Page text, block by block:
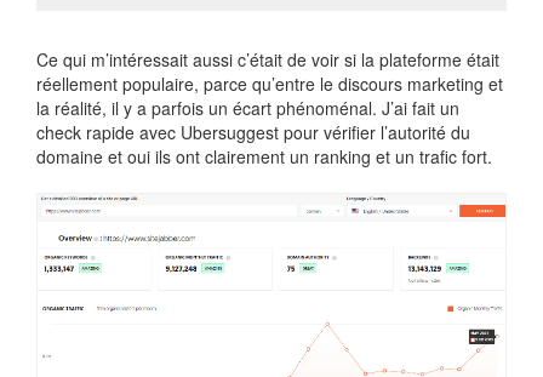
Ce qui m’intéressait aussi c’était de voir si la plateforme était
réellement populaire, parce qu’entre le discours marketing et
la réalité, il y a parfois un écart phénoménal. J’ai fait un
check rapide avec Ubersuggest pour vérifier l’autorité du
domaine et oui ils ont clairement un ranking et un trafic fort.